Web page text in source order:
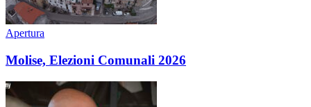
Apertura
Molise, Elezioni Comunali 2026